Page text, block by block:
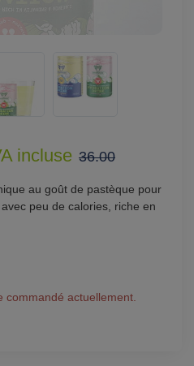
incluse 36.00
au goût de pastèque pour
peu de calories, riche en
commandé actuellement.